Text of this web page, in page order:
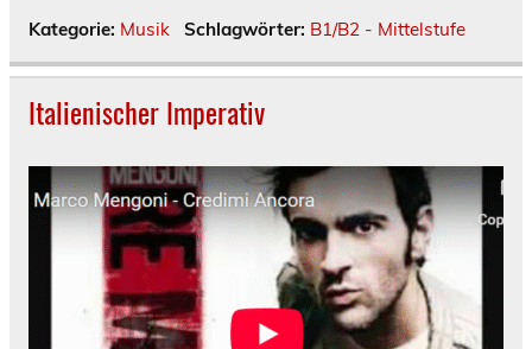
Kategorie: Musik Schlagwörter: B1/B2 - Mittelstufe
Italienischer Imperativ